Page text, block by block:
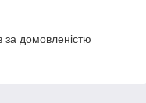
за домовленістю